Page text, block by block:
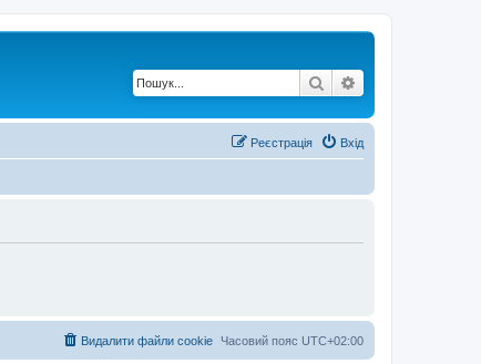
Пошук
Вхід
Реєстрація
Часовий пояс UTC+02:00
Видалити файли cookie